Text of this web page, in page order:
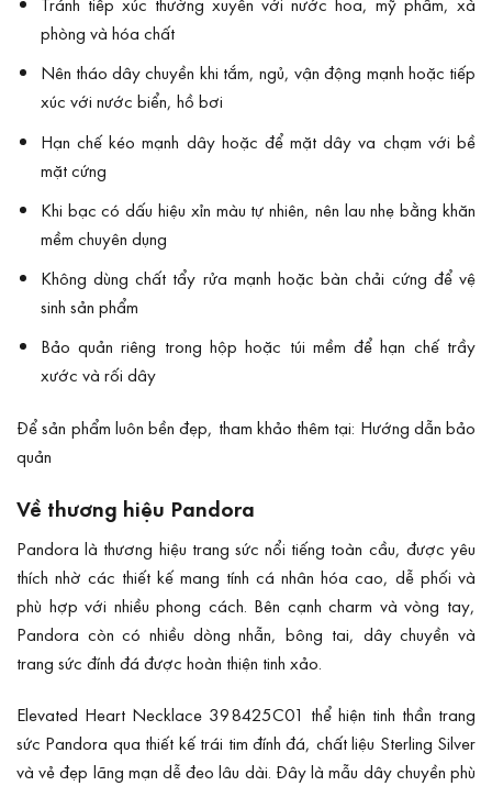
phòng và hóa chất
Nên tháo dây chuyền khi tắm, ngủ, vận động mạnh hoặc tiếp
xúc với nước biển, hồ bơi
Hạn chế kéo mạnh dây hoặc để mặt dây va chạm với bề
mặt cứng
Khi bạc có dấu hiệu xỉn màu tự nhiên, nên lau nhẹ bằng khăn
mềm chuyên dụng
Không dùng chất tẩy rửa mạnh hoặc bàn chải cứng để vệ
sinh sản phẩm
Bảo quản riêng trong hộp hoặc túi mềm để hạn chế trầy
xước và rối dây
Để sản phẩm luôn bền đẹp, tham khảo thêm tại: Hướng dẫn bảo
quản
Về thương hiệu Pandora
Pandora là thương hiệu trang sức nổi tiếng toàn cầu, được yêu
thích nhờ các thiết kế mang tính cá nhân hóa cao, dễ phối và
phù hợp với nhiều phong cách. Bên cạnh charm và vòng tay,
Pandora còn có nhiều dòng nhẫn, bông tai, dây chuyền và
trang sức đính đá được hoàn thiện tinh xảo.
Elevated Heart Necklace 398425C01 thể hiện tinh thần trang
sức Pandora qua thiết kế trái tim đính đá, chất liệu Sterling Silver
và vẻ đẹp lãng mạn dễ đeo lâu dài. Đây là mẫu dây chuyền phù